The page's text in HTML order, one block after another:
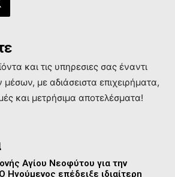
και τις υπηρεσιες σας έναντι
με αδιάσειστα επιχειρήματα,
και μετρήσιμα αποτελέσματα!
Αγίου Νεοφύτου για την
Ηγούμενος επέδειξε ιδιαίτερη